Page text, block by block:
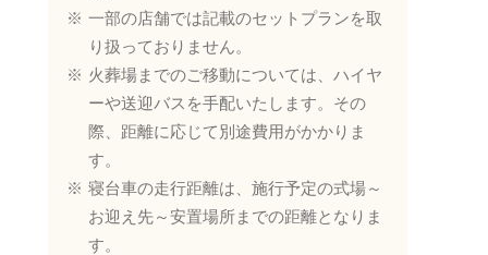
一部の店舗では記載のセットプランを取
り扱っておりません。
火葬場までのご移動については、ハイヤ
ーや送迎バスを手配いたします。その
際、距離に応じて別途費用がかかりま
す。
寝台車の走行距離は、施行予定の式場～
お迎え先～安置場所までの距離となりま
す。